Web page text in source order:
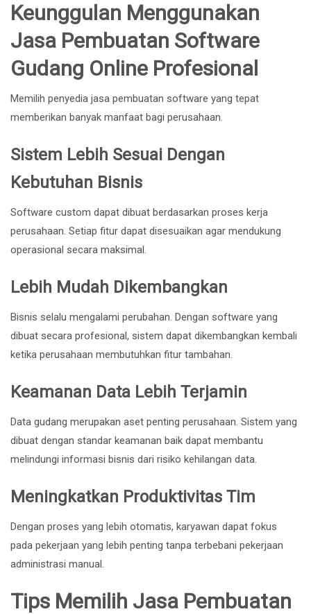
Keunggulan Menggunakan
Jasa Pembuatan Software
Gudang Online Profesional
Memilih penyedia jasa pembuatan software yang tepat
memberikan banyak manfaat bagi perusahaan.
Sistem Lebih Sesuai Dengan
Kebutuhan Bisnis
Software custom dapat dibuat berdasarkan proses kerja
perusahaan. Setiap fitur dapat disesuaikan agar mendukung
operasional secara maksimal.
Lebih Mudah Dikembangkan
Bisnis selalu mengalami perubahan. Dengan software yang
dibuat secara profesional, sistem dapat dikembangkan kembali
ketika perusahaan membutuhkan fitur tambahan.
Keamanan Data Lebih Terjamin
Data gudang merupakan aset penting perusahaan. Sistem yang
dibuat dengan standar keamanan baik dapat membantu
melindungi informasi bisnis dari risiko kehilangan data.
Meningkatkan Produktivitas Tim
Dengan proses yang lebih otomatis, karyawan dapat fokus
pada pekerjaan yang lebih penting tanpa terbebani pekerjaan
administrasi manual.
Tips Memilih Jasa Pembuatan